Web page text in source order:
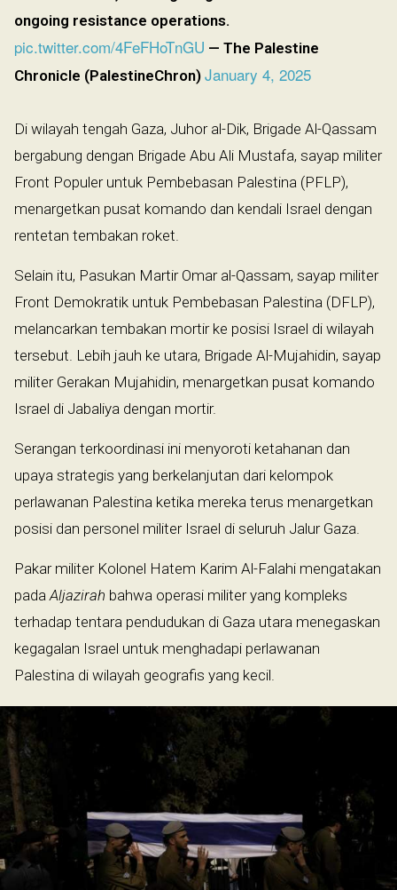
ongoing resistance operations.
pic.twitter.com/4FeFHoTnGU — The Palestine
Chronicle (PalestineChron) January 4, 2025
Di wilayah tengah Gaza, Juhor al-Dik, Brigade Al-Qassam
bergabung dengan Brigade Abu Ali Mustafa, sayap militer
Front Populer untuk Pembebasan Palestina (PFLP),
menargetkan pusat komando dan kendali Israel dengan
rentetan tembakan roket.
Selain itu, Pasukan Martir Omar al-Qassam, sayap militer
Front Demokratik untuk Pembebasan Palestina (DFLP),
melancarkan tembakan mortir ke posisi Israel di wilayah
tersebut. Lebih jauh ke utara, Brigade Al-Mujahidin, sayap
militer Gerakan Mujahidin, menargetkan pusat komando
Israel di Jabaliya dengan mortir.
Serangan terkoordinasi ini menyoroti ketahanan dan
upaya strategis yang berkelanjutan dari kelompok
perlawanan Palestina ketika mereka terus menargetkan
posisi dan personel militer Israel di seluruh Jalur Gaza.
Pakar militer Kolonel Hatem Karim Al-Falahi mengatakan
pada Aljazirah bahwa operasi militer yang kompleks
terhadap tentara pendudukan di Gaza utara menegaskan
kegagalan Israel untuk menghadapi perlawanan
Palestina di wilayah geografis yang kecil.